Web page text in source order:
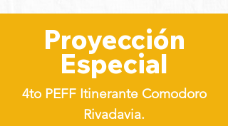
Proyección
Especial
4to PEFF Itinerante Comodoro
Rivadavia.